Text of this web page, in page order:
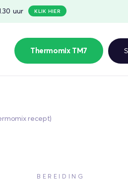
uur KLIK HIER
Thermomix TM7
recept)
BEREIDING